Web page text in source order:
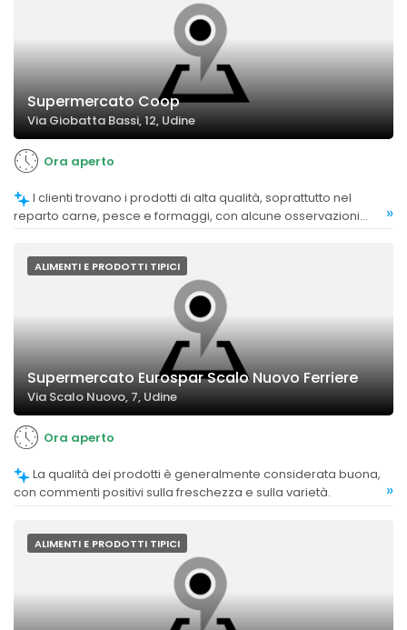
Supermercato Coop
Via Giobatta Bassi, 12, Udine
Ora aperto
reparto carne, pesce e formaggi, con alcune osservazioni
»
ALIMENTI E PRODOTTI TIPICI
Supermercato Eurospar Scalo Nuovo Ferriere
Via Scalo Nuovo, 7, Udine
Ora aperto
con commenti positivi sulla freschezza e sulla varietà.
»
ALIMENTI E PRODOTTI TIPICI